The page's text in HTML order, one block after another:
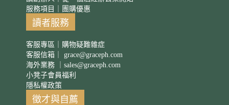
服務項目｜團購優惠
讀者服務
客服專區｜購物疑難雜症
客服信箱｜ grace@graceph.com
海外業務 ｜ sales@graceph.com
小凳子會員福利
隱私權政策
徵才與自薦